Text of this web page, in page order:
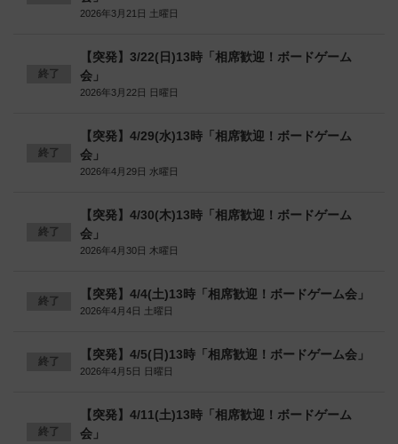
2026年3月21日 土曜日
終了
【突発】3/22(日)13時「相席歓迎！ボードゲーム
会」
2026年3月22日 日曜日
終了
【突発】4/29(水)13時「相席歓迎！ボードゲーム
会」
2026年4月29日 水曜日
終了
【突発】4/30(木)13時「相席歓迎！ボードゲーム
会」
2026年4月30日 木曜日
終了 【突発】4/4(土)13時「相席歓迎！ボードゲーム会」
2026年4月4日 土曜日
終了 【突発】4/5(日)13時「相席歓迎！ボードゲーム会」
2026年4月5日 日曜日
終了
【突発】4/11(土)13時「相席歓迎！ボードゲーム
会」